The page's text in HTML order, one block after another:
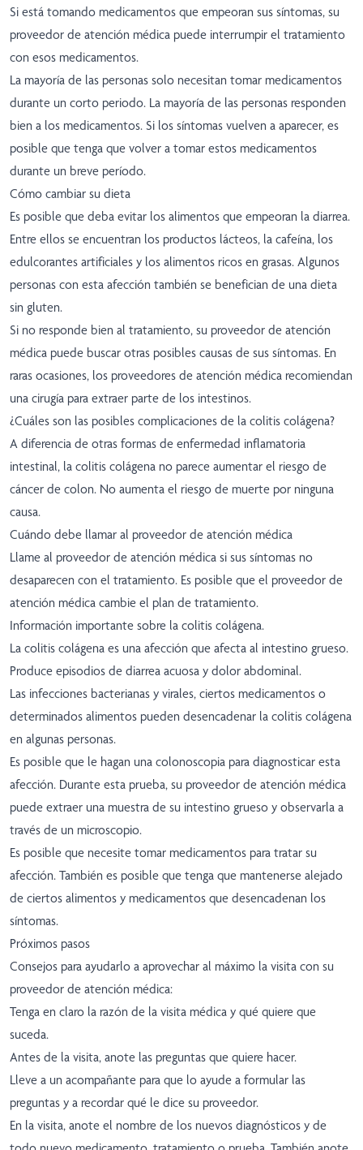
Si está tomando medicamentos que empeoran sus síntomas, su
proveedor de atención médica puede interrumpir el tratamiento
con esos medicamentos.
La mayoría de las personas solo necesitan tomar medicamentos
durante un corto periodo. La mayoría de las personas responden
bien a los medicamentos. Si los síntomas vuelven a aparecer, es
posible que tenga que volver a tomar estos medicamentos
durante un breve período.
Cómo cambiar su dieta
Es posible que deba evitar los alimentos que empeoran la diarrea.
Entre ellos se encuentran los productos lácteos, la cafeína, los
edulcorantes artificiales y los alimentos ricos en grasas. Algunos
personas con esta afección también se benefician de una dieta
sin gluten.
Si no responde bien al tratamiento, su proveedor de atención
médica puede buscar otras posibles causas de sus síntomas. En
raras ocasiones, los proveedores de atención médica recomiendan
una cirugía para extraer parte de los intestinos.
¿Cuáles son las posibles complicaciones de la colitis colágena?
A diferencia de otras formas de enfermedad inflamatoria
intestinal, la colitis colágena no parece aumentar el riesgo de
cáncer de colon. No aumenta el riesgo de muerte por ninguna
causa.
Cuándo debe llamar al proveedor de atención médica
Llame al proveedor de atención médica si sus síntomas no
desaparecen con el tratamiento. Es posible que el proveedor de
atención médica cambie el plan de tratamiento.
Información importante sobre la colitis colágena.
La colitis colágena es una afección que afecta al intestino grueso.
Produce episodios de diarrea acuosa y dolor abdominal.
Las infecciones bacterianas y virales, ciertos medicamentos o
determinados alimentos pueden desencadenar la colitis colágena
en algunas personas.
Es posible que le hagan una colonoscopia para diagnosticar esta
afección. Durante esta prueba, su proveedor de atención médica
puede extraer una muestra de su intestino grueso y observarla a
través de un microscopio.
Es posible que necesite tomar medicamentos para tratar su
afección. También es posible que tenga que mantenerse alejado
de ciertos alimentos y medicamentos que desencadenan los
síntomas.
Próximos pasos
Consejos para ayudarlo a aprovechar al máximo la visita con su
proveedor de atención médica:
Tenga en claro la razón de la visita médica y qué quiere que
suceda.
Antes de la visita, anote las preguntas que quiere hacer.
Lleve a un acompañante para que lo ayude a formular las
preguntas y a recordar qué le dice su proveedor.
En la visita, anote el nombre de los nuevos diagnósticos y de